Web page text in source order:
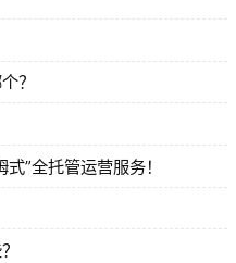
？
”全托管运营服务！